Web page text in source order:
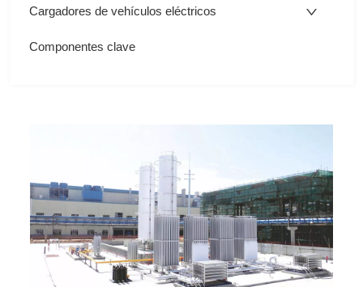
Cargadores de vehículos eléctricos
Componentes clave